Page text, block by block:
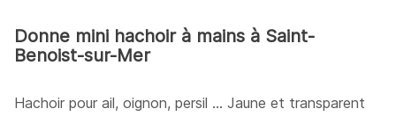
Donne mini hachoir à mains à Saint-
Benoist-sur-Mer
Hachoir pour ail, oignon, persil ... Jaune et transparent